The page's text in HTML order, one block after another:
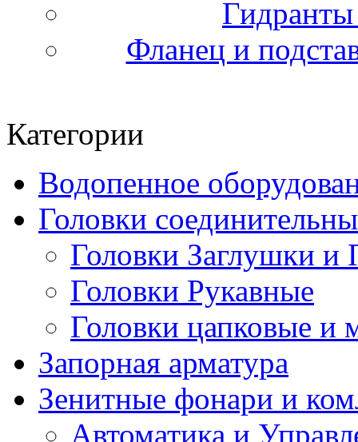
Фланец и
Категории
Водопенное
Головки
Головки Заглушки и
Головки Рукавные
Головки цапковые и
Запорная арматура
Зенитные фонари и
Автоматика и